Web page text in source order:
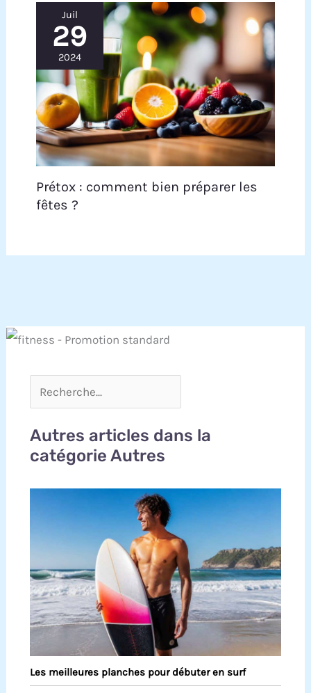
Juil
29
2024
Prétox : comment bien préparer les
fêtes ?
Autres articles dans la
catégorie Autres
Les meilleures planches pour débuter en surf